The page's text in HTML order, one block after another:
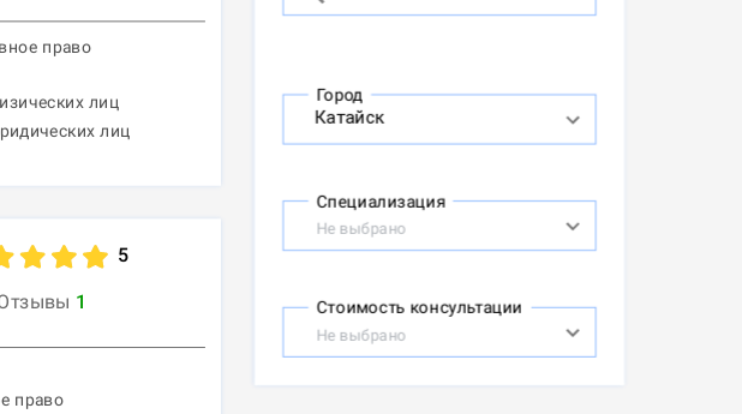
право
лиц
лиц
5
1
право
Город
Специализация
Не выбрано
Стоимость консультации
Не выбрано